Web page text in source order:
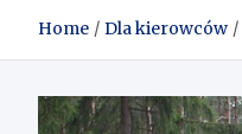
Home Dla kierowców